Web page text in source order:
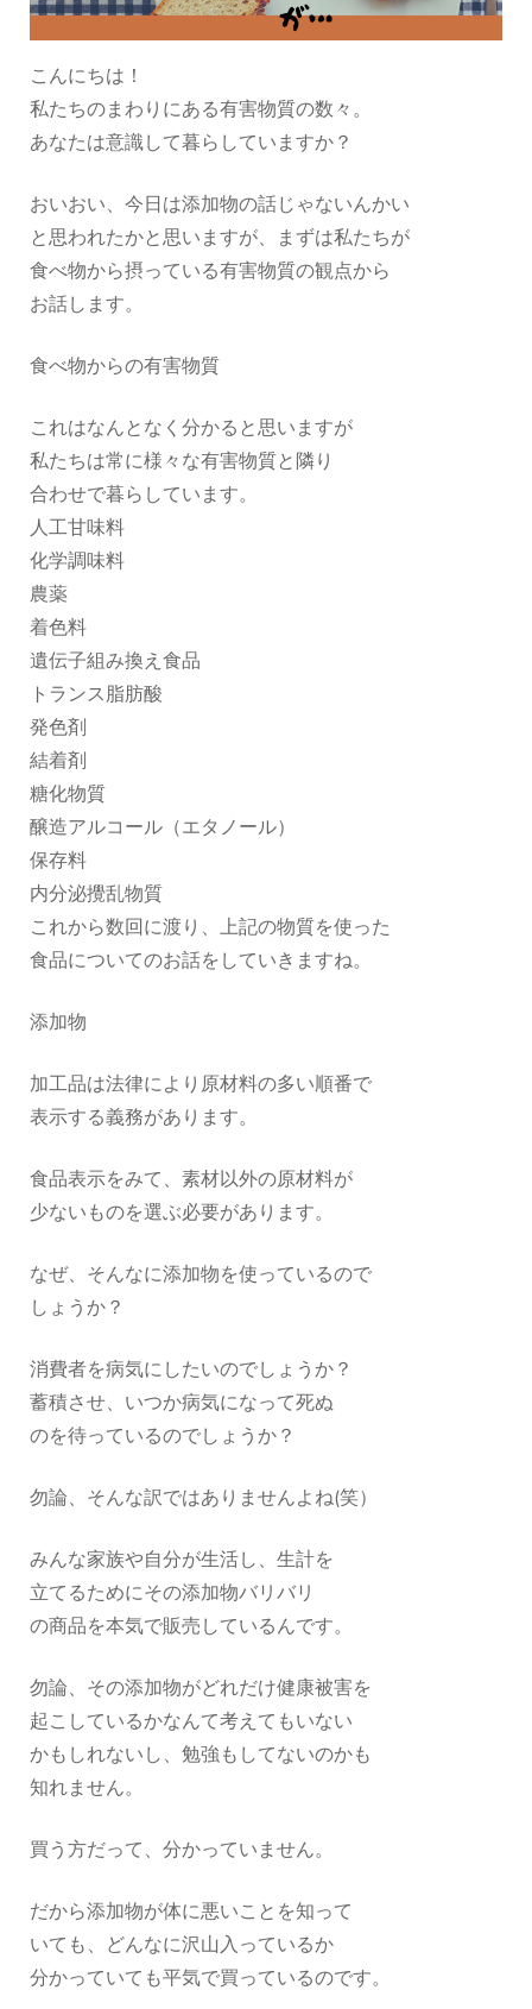
こんにちは！
私たちのまわりにある有害物質の数々。
あなたは意識して暮らしていますか？
おいおい、今日は添加物の話じゃないんかい
と思われたかと思いますが、まずは私たちが
食べ物から摂っている有害物質の観点から
お話します。
食べ物からの有害物質
これはなんとなく分かると思いますが
私たちは常に様々な有害物質と隣り
合わせで暮らしています。
人工甘味料
化学調味料
農薬
着色料
遺伝子組み換え食品
トランス脂肪酸
発色剤
結着剤
糖化物質
醸造アルコール（エタノール）
保存料
内分泌攪乱物質
これから数回に渡り、上記の物質を使った
食品についてのお話をしていきますね。
添加物
加工品は法律により原材料の多い順番で
表示する義務があります。
食品表示をみて、素材以外の原材料が
少ないものを選ぶ必要があります。
なぜ、そんなに添加物を使っているので
しょうか？
消費者を病気にしたいのでしょうか？
蓄積させ、いつか病気になって死ぬ
のを待っているのでしょうか？
勿論、そんな訳ではありませんよね(笑）
みんな家族や自分が生活し、生計を
立てるためにその添加物バリバリ
の商品を本気で販売しているんです。
勿論、その添加物がどれだけ健康被害を
起こしているかなんて考えてもいない
かもしれないし、勉強もしてないのかも
知れません。
買う方だって、分かっていません。
だから添加物が体に悪いことを知って
いても、どんなに沢山入っているか
分かっていても平気で買っているのです。